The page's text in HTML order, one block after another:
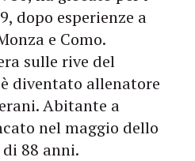
dopo esperienze a
e Como.
sulle rive del
diventato allenatore
Abitante a
nel maggio dello
88 anni.